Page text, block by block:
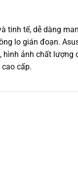
tinh tế, dễ dàng
lo gián đoạn.
ảnh chất lượng
cấp.